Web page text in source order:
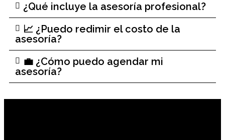
¿Qué incluye la asesoría profesional?
📈 ¿Puedo redimir el costo de la
asesoría?
💼 ¿Cómo puedo agendar mi
asesoría?